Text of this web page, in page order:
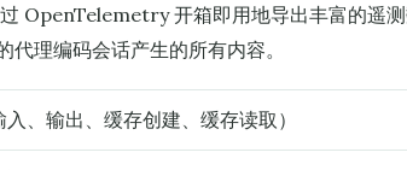
OpenTelemetry 开箱即用地导出丰富的遥
理编码会话产生的所有内容。
入、输出、缓存创建、缓存读取）